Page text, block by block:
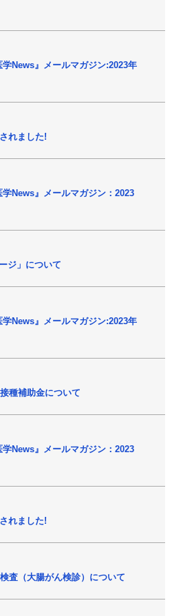
News』メールマガジン:2023年
れました!
News』メールマガジン：2023
ジ」について
News』メールマガジン:2023年
種補助金について
News』メールマガジン：2023
れました!
査（大腸がん検診）について